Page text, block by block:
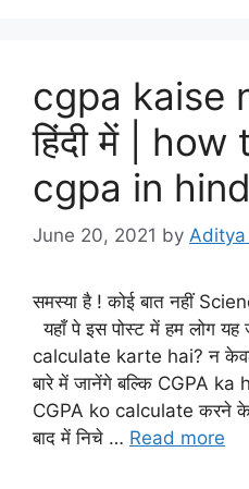
cgpa kaise
हिंदी में |
cgpa in
June 20, 2021 by Aditya
समस्या है ! कोई बात नहीं
यहाँ पे इस पोस्ट में हम लोग
calculate karte hai? न
बारे में जानेंगे बल्कि CGPA
CGPA ko calculate करने
बाद में निचे … Read more